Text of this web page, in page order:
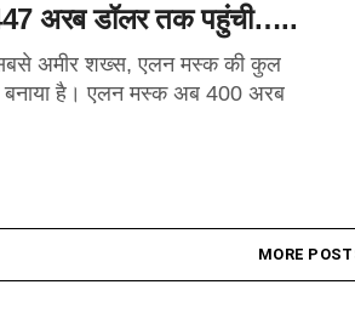
अरब डॉलर तक पहुंची…..
सबसे अमीर शख्स, एलन मस्क की कुल
बनाया है। एलन मस्क अब 400 अरब
MORE